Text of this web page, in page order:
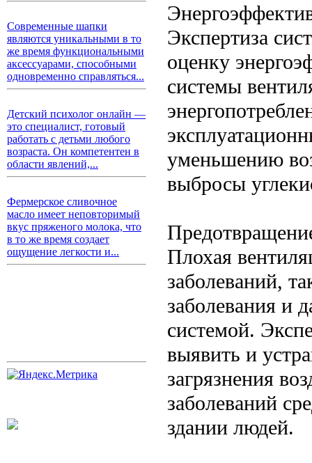
Современные шапки
являются уникальными в то
же время функциональными
аксессуарами, способными
одновременно справляться...
Детский психолог онлайн —
это специалист, готовый
работать с детьми любого
возраста. Он компетентен в
области явлений,...
Фермерское сливочное
масло имеет неповторимый
вкус пряженого молока, что
в то же время создает
ощущение легкости и...
Экспертиза
оценку
системы
уменьшению
выбросы
Плохая
заболеваний,
заболевания и
системой.
выявить и
загрязнения
заболеваний
здании людей.